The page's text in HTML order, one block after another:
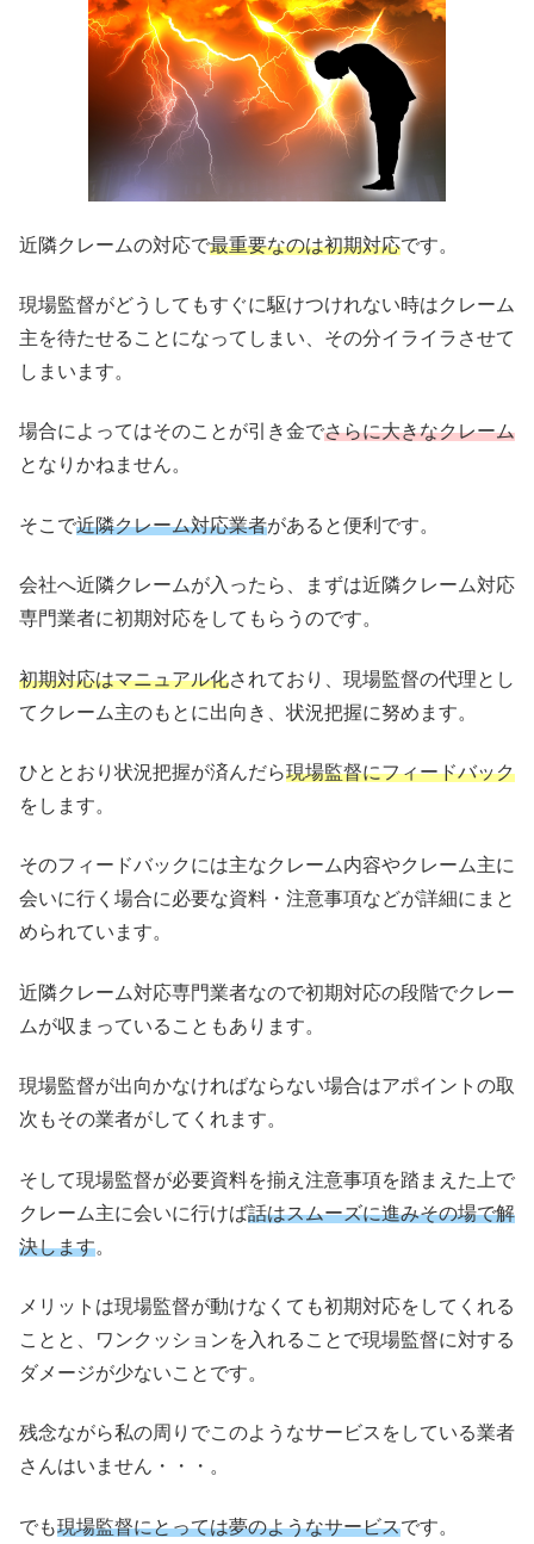
近隣クレームの対応で最重要なのは初期対応です。
現場監督がどうしてもすぐに駆けつけれない時はクレーム
主を待たせることになってしまい、その分イライラさせて
しまいます。
場合によってはそのことが引き金でさらに大きなクレーム
となりかねません。
そこで近隣クレーム対応業者があると便利です。
会社へ近隣クレームが入ったら、まずは近隣クレーム対応
専門業者に初期対応をしてもらうのです。
初期対応はマニュアル化されており、現場監督の代理とし
てクレーム主のもとに出向き、状況把握に努めます。
ひととおり状況把握が済んだら現場監督にフィードバック
をします。
そのフィードバックには主なクレーム内容やクレーム主に
会いに行く場合に必要な資料・注意事項などが詳細にまと
められています。
近隣クレーム対応専門業者なので初期対応の段階でクレー
ムが収まっていることもあります。
現場監督が出向かなければならない場合はアポイントの取
次もその業者がしてくれます。
そして現場監督が必要資料を揃え注意事項を踏まえた上で
クレーム主に会いに行けば話はスムーズに進みその場で解
決します。
メリットは現場監督が動けなくても初期対応をしてくれる
ことと、ワンクッションを入れることで現場監督に対する
ダメージが少ないことです。
残念ながら私の周りでこのようなサービスをしている業者
さんはいません・・・。
でも現場監督にとっては夢のようなサービスです。